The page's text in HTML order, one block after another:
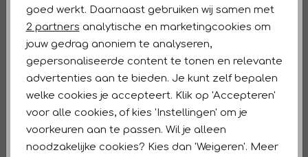
79,95 47,97 79,95
Sale
Yaya
Woven short with elastic waist 99989 Washed black
29,97 49,95
Yaya
77,97 129,95
1
Marketing cookies
goed werkt. Daarnaast gebruiken wij samen met
2 partners analytische en marketingcookies om
jouw gedrag anoniem te analyseren,
gepersonaliseerde content te tonen en relevante
advertenties aan te bieden. Je kunt zelf bepalen
welke cookies je accepteert. Klik op 'Accepteren'
voor alle cookies, of kies 'Instellingen' om je
voorkeuren aan te passen. Wil je alleen
noodzakelijke cookies? Kies dan 'Weigeren'. Meer